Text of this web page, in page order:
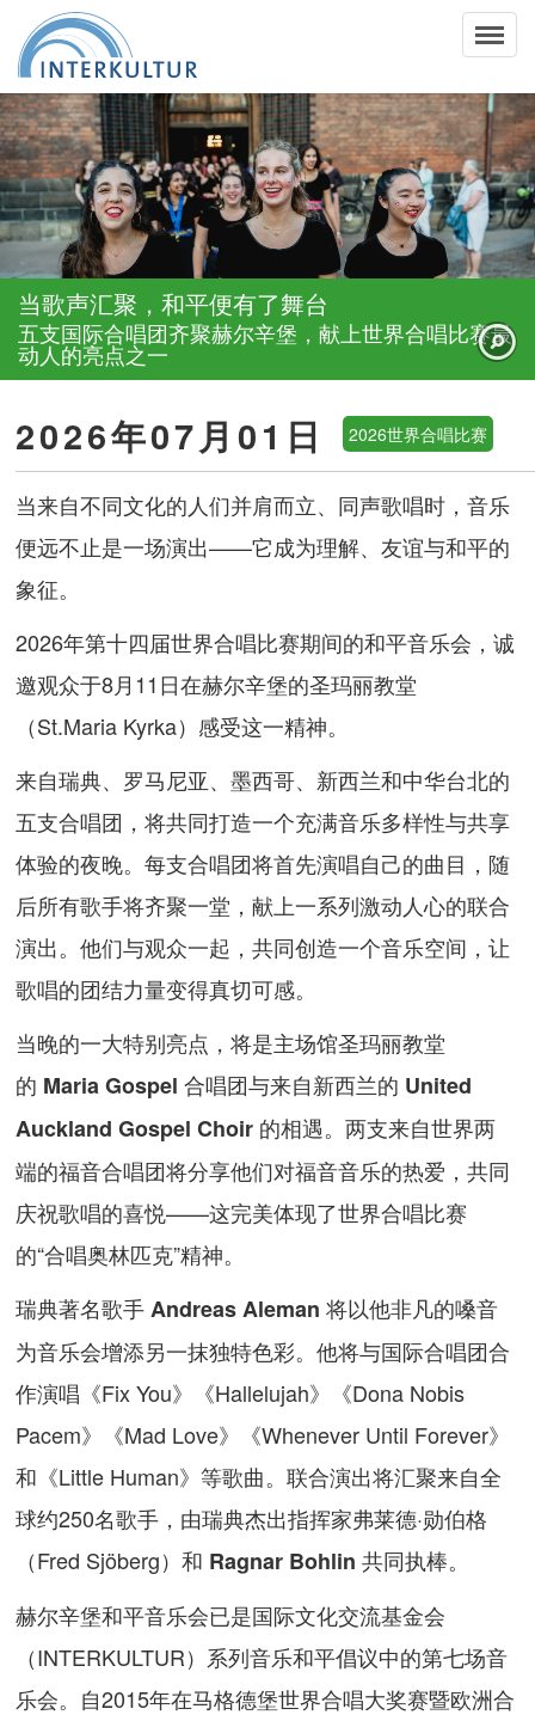
当歌声汇聚，和平便有了舞台
五支国际合唱团齐聚赫尔辛堡，献上世界合唱比赛最
动人的亮点之一
2026世界合唱比赛
2026年07月01日
当来自不同文化的人们并肩而立、同声歌唱时，音乐
便远不止是一场演出——它成为理解、友谊与和平的
象征。
2026年第十四届世界合唱比赛期间的和平音乐会，诚
邀观众于8月11日在赫尔辛堡的圣玛丽教堂
（St.Maria Kyrka）感受这一精神。
来自瑞典、罗马尼亚、墨西哥、新西兰和中华台北的
五支合唱团，将共同打造一个充满音乐多样性与共享
体验的夜晚。每支合唱团将首先演唱自己的曲目，随
后所有歌手将齐聚一堂，献上一系列激动人心的联合
演出。他们与观众一起，共同创造一个音乐空间，让
歌唱的团结力量变得真切可感。
当晚的一大特别亮点，将是主场馆圣玛丽教堂
的 Maria Gospel 合唱团与来自新西兰的 United
Auckland Gospel Choir 的相遇。两支来自世界两
端的福音合唱团将分享他们对福音音乐的热爱，共同
庆祝歌唱的喜悦——这完美体现了世界合唱比赛
的“合唱奥林匹克”精神。
瑞典著名歌手Andreas Aleman 将以他非凡的嗓音
为音乐会增添另一抹独特色彩。他将与国际合唱团合
作演唱《Fix You》《Hallelujah》《Dona Nobis
Pacem》《Mad Love》《Whenever Until Forever》
和《Little Human》等歌曲。联合演出将汇聚来自全
球约250名歌手，由瑞典杰出指挥家弗莱德·勋伯格
（Fred Sjöberg）和 Ragnar Bohlin 共同执棒。
赫尔辛堡和平音乐会已是国际文化交流基金会
（INTERKULTUR）系列音乐和平倡议中的第七场音
乐会。自2015年在马格德堡世界合唱大奖赛暨欧洲合